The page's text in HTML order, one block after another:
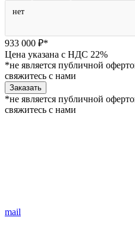
нет
933 000 ₽*
Цена указана с НДС 22%
*не является публичной
свяжитесь с нами
Заказать
*не является публичной
свяжитесь с нами
mail